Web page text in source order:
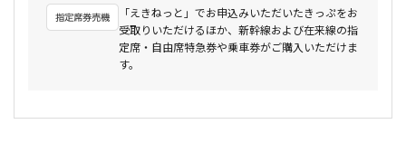
「えきねっと」でお申込みいただいたきっぷをお
受取りいただけるほか、新幹線および在来線の指
定席・自由席特急券や乗車券がご購入いただけま
す。